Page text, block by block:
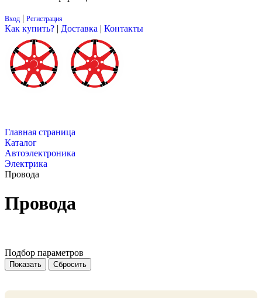
Вход | Регистрация
Как купить? | Доставка | Контакты
Главная страница
Каталог
Автоэлектроника
Электрика
Провода
Провода
Подбор параметров